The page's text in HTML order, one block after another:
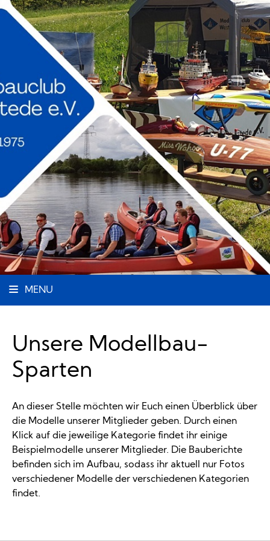
Modelle
MENU
Unsere Modellbau-
Sparten
An dieser Stelle möchten wir Euch einen Überblick über
die Modelle unserer Mitglieder geben. Durch einen
Klick auf die jeweilige Kategorie findet ihr einige
Beispielmodelle unserer Mitglieder. Die Bauberichte
befinden sich im Aufbau, sodass ihr aktuell nur Fotos
verschiedener Modelle der verschiedenen Kategorien
findet.